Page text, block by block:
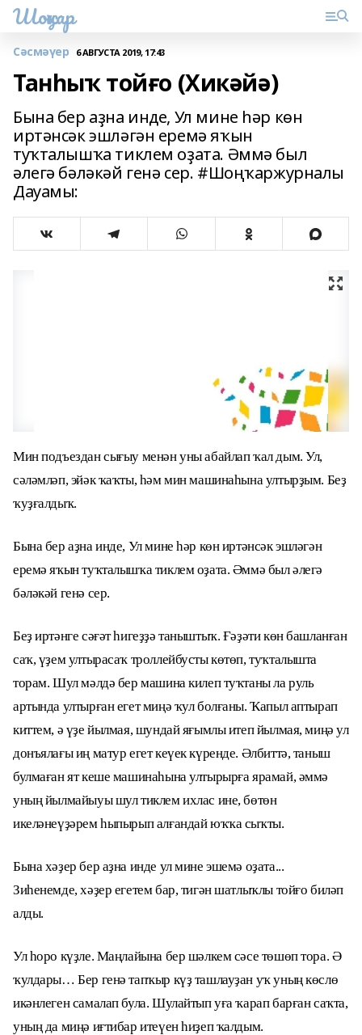
Шоңҡар
Сәсмәүер 6 АВГУСТА 2019, 17:43
Танһыҡ тойғо (Хикәйә)
Бына бер аҙна инде, Ул мине һәр көн
иртәнсәк эшләгән еремә яҡын
туҡталышҡа тиклем оҙата. Әммә был
әлегә бәләкәй генә сер. #Шоңҡаржурналы
Дауамы:
Мин подъездан сығыу менән уны абайлап ҡал дым. Ул,
сәләмләп, эйәк ҡаҡты, һәм мин машинаһына ултырҙым. Беҙ
ҡуҙғалдыҡ.
Бына бер аҙна инде, Ул мине һәр көн иртәнсәк эшләгән
еремә яҡын туҡталышҡа тиклем оҙата. Әммә был әлегә
бәләкәй генә сер.
Беҙ иртәнге сәғәт һигеҙҙә таныштыҡ. Ғәҙәти көн башланған
саҡ, үҙем ултырасаҡ троллейбусты көтөп, туҡталышта
торам. Шул мәлдә бер машина килеп туҡтаны ла руль
артында ултырған егет миңә ҡул болғаны. Ҡапыл аптырап
киттем, ә үҙе йылмая, шундай яғымлы итеп йылмая, миңә ул
донъялағы иң матур егет кеүек күренде. Әлбиттә, таныш
булмаған ят кеше машинаһына ултырырға ярамай, әммә
уның йылмайыуы шул тиклем ихлас ине, бөтөн
икеләнеүҙәрем һыпырып алғандай юҡҡа сыҡты.
Бына хәҙер бер аҙна инде ул мине эшемә оҙата...
Зиһенемде, хәҙер егетем бар, тигән шатлыҡлы тойғо биләп
алды.
Ул һоро күҙле. Маңлайына бер шәлкем сәсе төшөп тора. Ә
ҡулдары… Бер генә тапҡыр күҙ ташлауҙан уҡ уның көслө
икәнлеген самалап була. Шулайтып уға ҡарап барған саҡта,
уның да миңә иғтибар итеүен һиҙеп ҡалдым.